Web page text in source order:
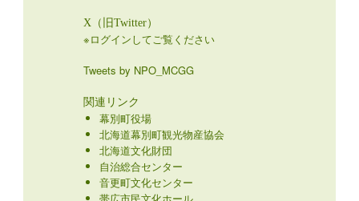
X（旧Twitter）
※ログインしてご覧ください
Tweets by NPO_MCGG
関連リンク
幕別町役場
北海道幕別町観光物産協会
北海道文化財団
自治総合センター
音更町文化センター